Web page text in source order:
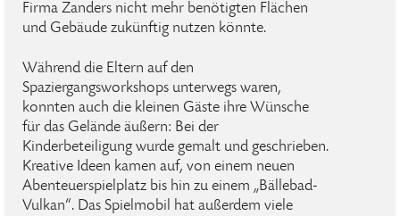
Firma Zanders nicht mehr benötigten Flächen
und Gebäude zukünftig nutzen könnte.
Während die Eltern auf den
Spaziergangsworkshops unterwegs waren,
konnten auch die kleinen Gäste ihre Wünsche
für das Gelände äußern: Bei der
Kinderbeteiligung wurde gemalt und geschrieben.
Kreative Ideen kamen auf, von einem neuen
Abenteuerspielplatz bis hin zu einem „Bällebad-
Vulkan“. Das Spielmobil hat außerdem viele